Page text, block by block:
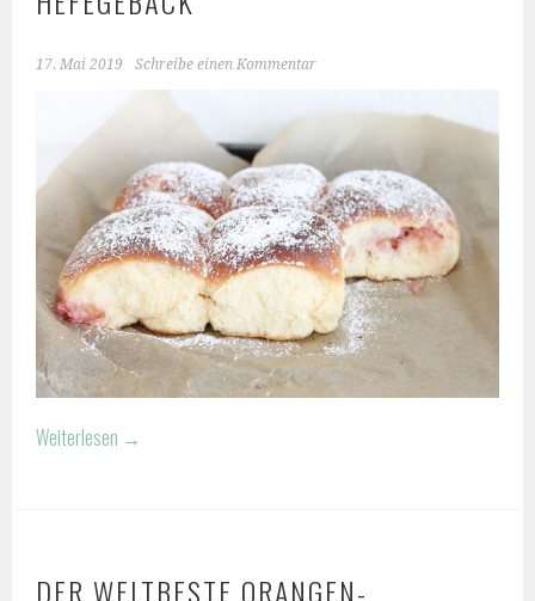
17. Mai 2019 Schreibe einen Kommentar
Weiterlesen →
DER WELTBESTE ORANGEN-